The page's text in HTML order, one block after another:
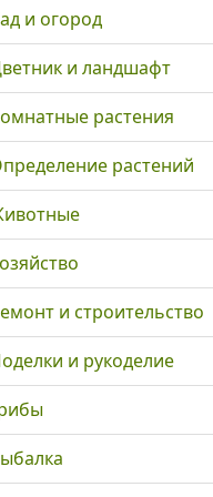
и огород
и ландшафт
растения
растений
и строительство
и рукоделие